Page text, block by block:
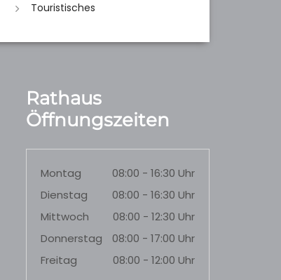
Touristisches
Rathaus
Öffnungszeiten
Montag
08:00 - 16:30 Uhr
Dienstag
08:00 - 16:30 Uhr
Mittwoch
08:00 - 12:30 Uhr
Donnerstag
08:00 - 17:00 Uhr
Freitag
08:00 - 12:00 Uhr